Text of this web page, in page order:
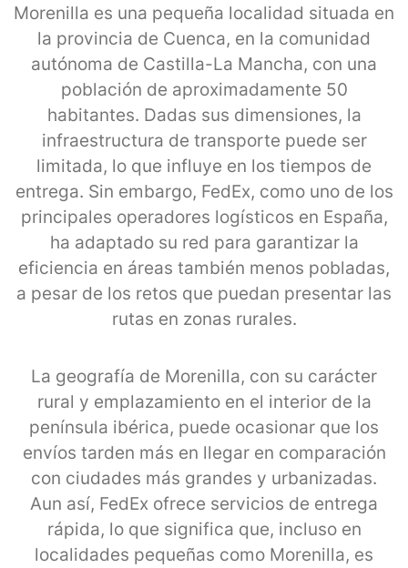
Morenilla es una pequeña localidad situada en
la provincia de Cuenca, en la comunidad
autónoma de Castilla-La Mancha, con una
población de aproximadamente 50
habitantes. Dadas sus dimensiones, la
infraestructura de transporte puede ser
limitada, lo que influye en los tiempos de
entrega. Sin embargo, FedEx, como uno de los
principales operadores logísticos en España,
ha adaptado su red para garantizar la
eficiencia en áreas también menos pobladas,
a pesar de los retos que puedan presentar las
rutas en zonas rurales.
La geografía de Morenilla, con su carácter
rural y emplazamiento en el interior de la
península ibérica, puede ocasionar que los
envíos tarden más en llegar en comparación
con ciudades más grandes y urbanizadas.
Aun así, FedEx ofrece servicios de entrega
rápida, lo que significa que, incluso en
localidades pequeñas como Morenilla, es